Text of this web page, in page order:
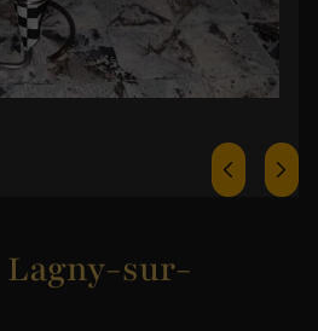
Lagny-sur-